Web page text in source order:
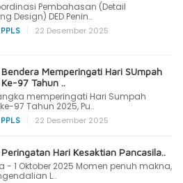
Pembahasan (Detail
Design) DED Penin..
22 Desember 2025
Memperingati Hari SUmpah
97 Tahun ..
memperingati Hari Sumpah
97 Tahun 2025, Pu..
22 Desember 2025
Hari Kesaktian Pancasila..
- 1 Oktober 2025 Momen penuh makna,
L..